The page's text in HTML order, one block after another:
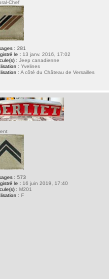
Chef
: 281
le : 13 janv. 2016, 17:02
: Jeep canadienne
: Yvelines
: A côté du Château de Versailles
: 573
le : 16 juin 2019, 17:40
: M201
: F